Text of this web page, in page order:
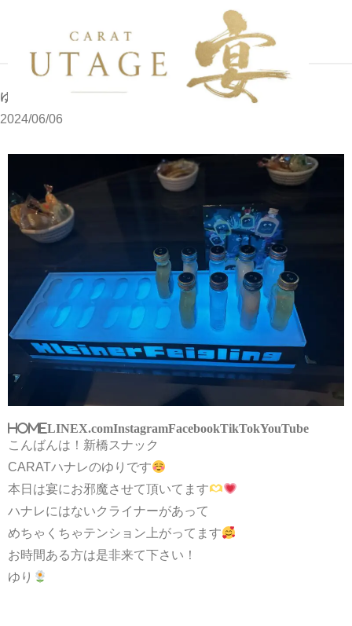
ホーム 写メブログ ゆりです
ゆりです
2024/06/06
HOMELINEX.comInstagramFacebookTikTokYouTube
こんばんは！新橋スナック
CARATハナレのゆりです
本日は宴にお邪魔させて頂いてます
ハナレにはないクライナーがあって
めちゃくちゃテンション上がってます
お時間ある方は是非来て下さい！
ゆり